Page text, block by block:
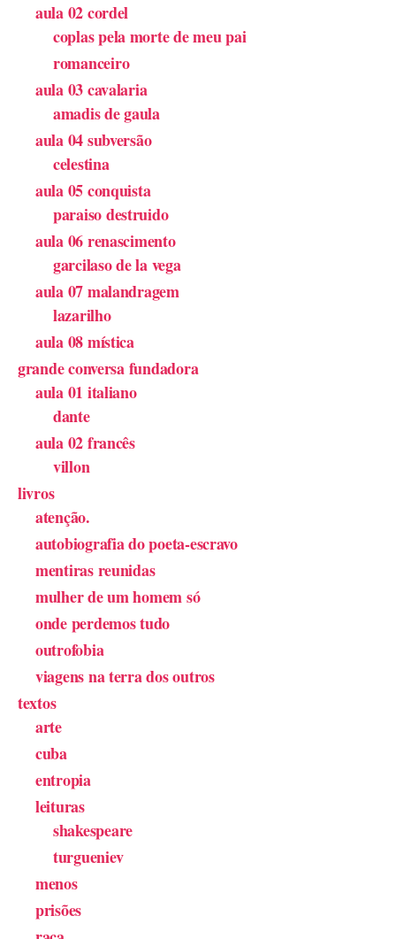
aula 02 cordel
coplas pela morte de meu pai
romanceiro
aula 03 cavalaria
amadis de gaula
aula 04 subversão
celestina
aula 05 conquista
paraiso destruido
aula 06 renascimento
garcilaso de la vega
aula 07 malandragem
lazarilho
aula 08 mística
grande conversa fundadora
aula 01 italiano
dante
aula 02 francês
villon
livros
atenção.
autobiografia do poeta-escravo
mentiras reunidas
mulher de um homem só
onde perdemos tudo
outrofobia
viagens na terra dos outros
textos
arte
cuba
entropia
leituras
shakespeare
turgueniev
menos
prisões